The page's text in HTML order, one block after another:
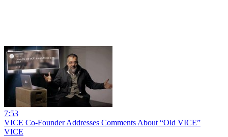
7:53
VICE Co-Founder Addresses Comments About “Old VICE”
VICE